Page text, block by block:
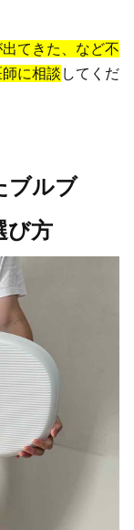
てきた、など不
に相談 してくだ
ブルブ
び方